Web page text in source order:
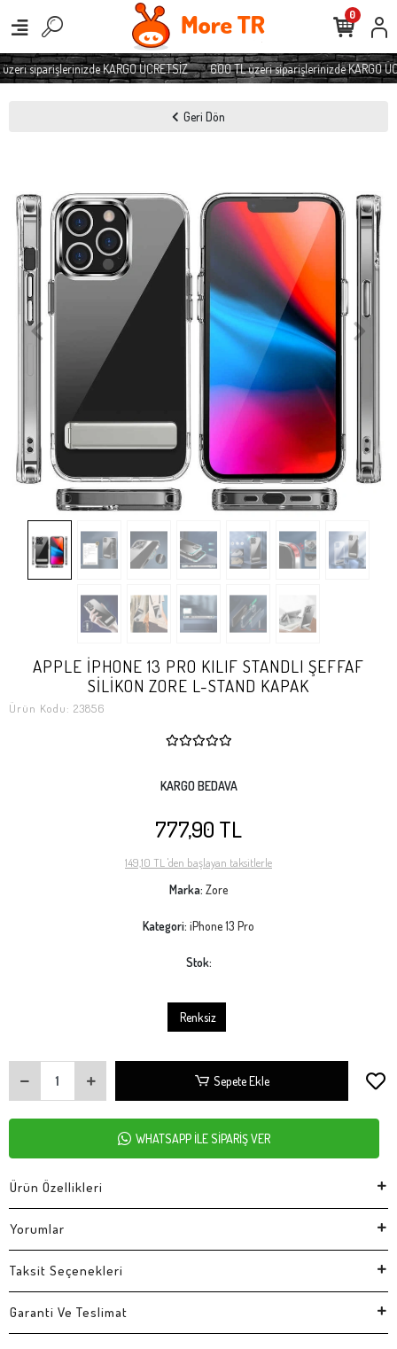
siparişlerinizde KARGO ÜCRETSİZ 600 TL üzeri siparişlerinizde KARGO
0
Geri Dön
APPLE İPHONE 13 PRO KILIF STANDLI ŞEFFAF
SİLİKON ZORE L-STAND KAPAK
Ürün Kodu: 23856
KARGO BEDAVA
777,90 TL
149,10 TL 'den başlayan taksitlerle
Marka: Zore
Kategori: iPhone 13 Pro
Stok:
Renksiz
Sepete Ekle
WHATSAPP İLE SİPARİŞ VER
Ürün Özellikleri
Yorumlar
Taksit Seçenekleri
Garanti Ve Teslimat